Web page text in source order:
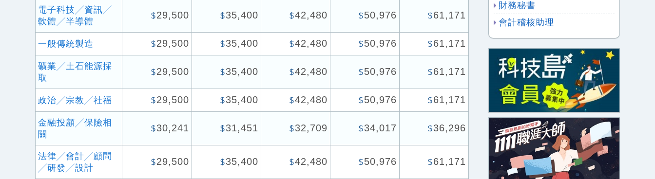
電子科技╱資訊╱
軟體╱半導體
$29,500 $35,400 $42,480 $50,976 $61,171
一般傳統製造 $29,500 $35,400 $42,480 $50,976 $61,171
礦業╱土石能源採
取
$29,500 $35,400 $42,480 $50,976 $61,171
政治╱宗教╱社福 $29,500 $35,400 $42,480 $50,976 $61,171
金融投顧╱保險相
關
$30,241 $31,451 $32,709 $34,017 $36,296
法律╱會計╱顧問
╱研發╱設計
$29,500 $35,400 $42,480 $50,976 $61,171
財務秘書
會計稽核助理